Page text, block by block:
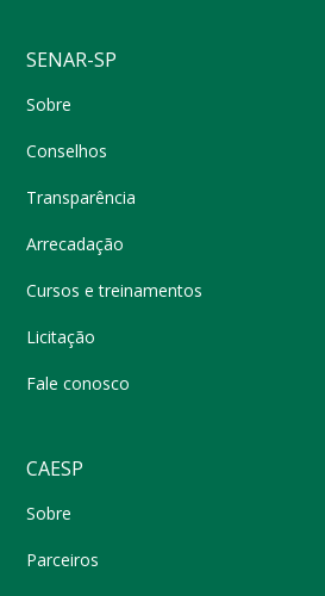
SENAR-SP
Sobre
Conselhos
Transparência
Arrecadação
Cursos e treinamentos
Licitação
Fale conosco
CAESP
Sobre
Parceiros